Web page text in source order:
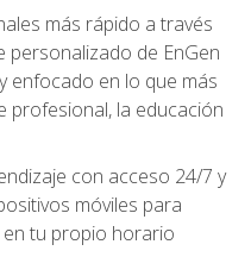
más rápido a través
personalizado de EnGen
enfocado en lo que más
profesional, la educación
con acceso 24/7 y
móviles para
tu propio horario